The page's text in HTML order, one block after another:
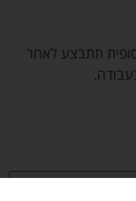
תתבצע לאחר